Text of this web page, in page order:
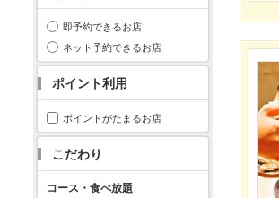
5
12
14 15 16
19
20 21 22 23 24
25
26
27 28 29
即予約できるお店
ネット予約できるお店
ポイント利用
ポイントがたまるお店
こだわり
コース・食べ放題